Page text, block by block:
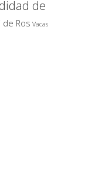
de
de Ros Vacas